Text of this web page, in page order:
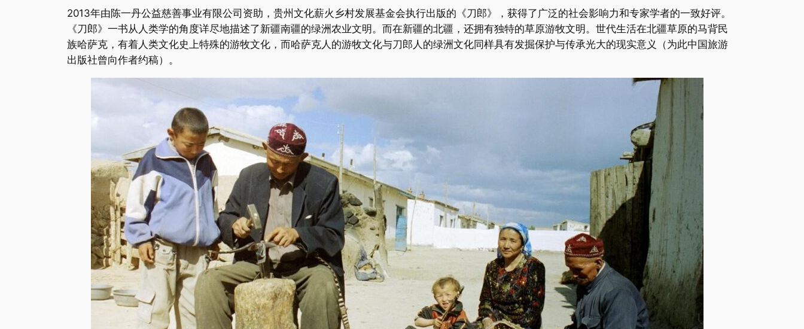
2013年由陈一丹公益慈善事业有限公司资助，贵州文化薪火乡村发展基金会执行出版的《刀郎》，获得了广泛的社会影响力和专家学者的一致好评。
《刀郎》一书从人类学的角度详尽地描述了新疆南疆的绿洲农业文明。而在新疆的北疆，还拥有独特的草原游牧文明。世代生活在北疆草原的马背民
族哈萨克，有着人类文化史上特殊的游牧文化，而哈萨克人的游牧文化与刀郎人的绿洲文化同样具有发掘保护与传承光大的现实意义（为此中国旅游
出版社曾向作者约稿）。